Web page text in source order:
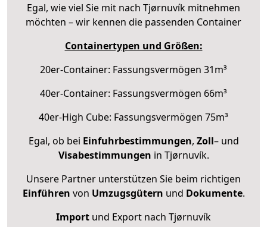
Egal, wie viel Sie mit nach Tjørnuvík mitnehmen
möchten – wir kennen die passenden Container
Containertypen und Größen:
20er-Container: Fassungsvermögen 31m³
40er-Container: Fassungsvermögen 66m³
40er-High Cube: Fassungsvermögen 75m³
Egal, ob bei Einfuhrbestimmungen, Zoll– und
Visabestimmungen in Tjørnuvík.
Unsere Partner unterstützen Sie beim richtigen
Einführen von Umzugsgütern und Dokumente.
Import und Export nach Tjørnuvík